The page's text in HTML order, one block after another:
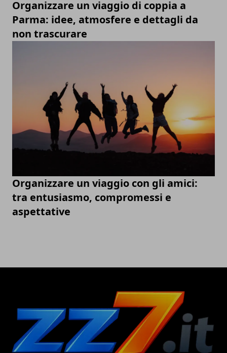
Organizzare un viaggio di coppia a
Parma: idee, atmosfere e dettagli da
non trascurare
Organizzare un viaggio con gli amici:
tra entusiasmo, compromessi e
aspettative